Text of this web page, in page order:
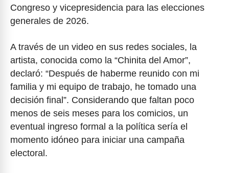
Congreso y vicepresidencia para las elecciones
generales de 2026.
A través de un video en sus redes sociales, la
artista, conocida como la “Chinita del Amor”,
declaró: “Después de haberme reunido con mi
familia y mi equipo de trabajo, he tomado una
decisión final”. Considerando que faltan poco
menos de seis meses para los comicios, un
eventual ingreso formal a la política sería el
momento idóneo para iniciar una campaña
electoral.